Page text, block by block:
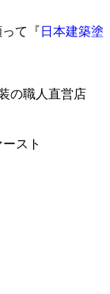
て『 日本建築塗
の職人直営店
スト